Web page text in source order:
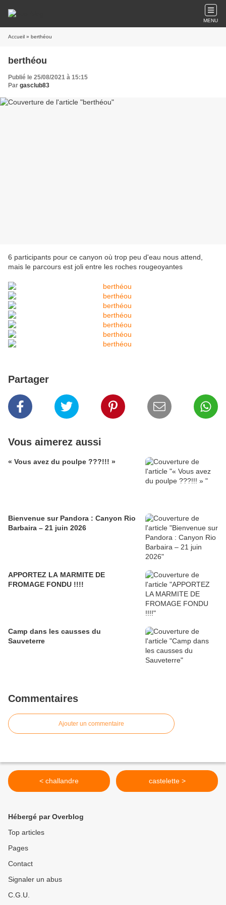
MENU
Accueil » berthéou
berthéou
Publié le 25/08/2021 à 15:15
Par gasclub83
6 participants pour ce canyon où trop peu d'eau nous attend,
mais le parcours est joli entre les roches rougeoyantes
Partager
Vous aimerez aussi
« Vous avez du poulpe ???!!! »
Bienvenue sur Pandora : Canyon Rio
Barbaira – 21 juin 2026
APPORTEZ LA MARMITE DE
FROMAGE FONDU !!!!
Camp dans les causses du
Sauveterre
Commentaires
Ajouter un commentaire
< challandre castelette >
Hébergé par Overblog
Top articles
Pages
Contact
Signaler un abus
C.G.U.